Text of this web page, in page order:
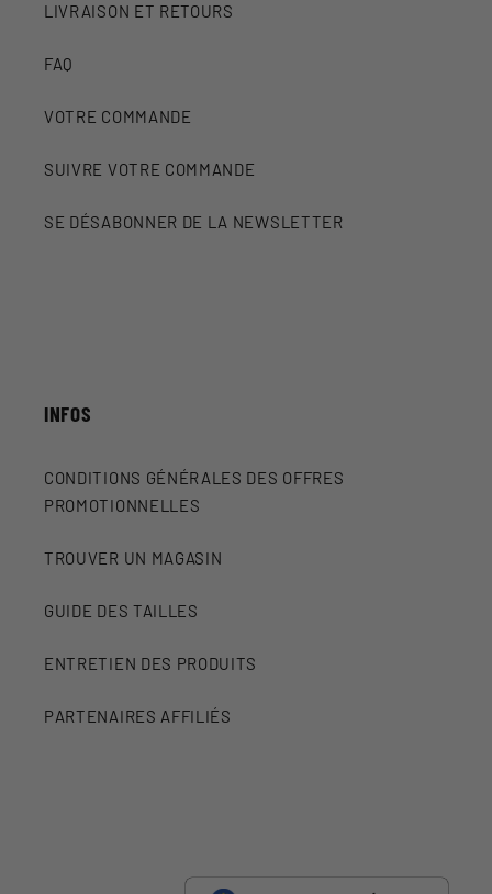
LIVRAISON ET RETOURS
FAQ
VOTRE COMMANDE
SUIVRE VOTRE COMMANDE
SE DÉSABONNER DE LA NEWSLETTER
INFOS
CONDITIONS GÉNÉRALES DES OFFRES
PROMOTIONNELLES
TROUVER UN MAGASIN
GUIDE DES TAILLES
ENTRETIEN DES PRODUITS
PARTENAIRES AFFILIÉS